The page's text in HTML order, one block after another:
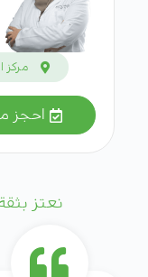
مركز
احجز
نعتز